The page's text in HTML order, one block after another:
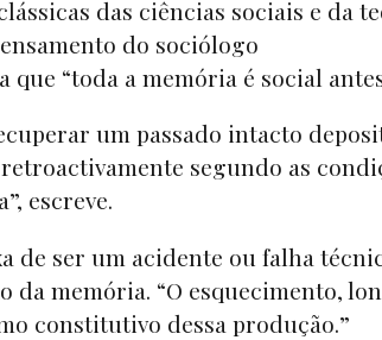
das ciências sociais e da
do sociólogo
“toda a memória é social
um passado intacto
segundo as
escreve.
de ser um acidente ou falha
memória. “O esquecimento,
constitutivo dessa produção.”